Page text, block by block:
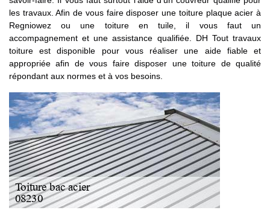
les travaux. Afin de vous faire disposer une toiture plaque acier à
Regniowez ou une toiture en tuile, il vous faut un
accompagnement et une assistance qualifiée. DH Tout travaux
toiture est disponible pour vous réaliser une aide fiable et
appropriée afin de vous faire disposer une toiture de qualité
répondant aux normes et à vos besoins.